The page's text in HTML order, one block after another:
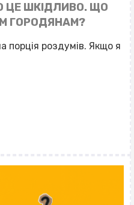
ЦЕ ШКІДЛИВО. ЩО
ГОРОДЯНАМ?
порція роздумів. Якщо я